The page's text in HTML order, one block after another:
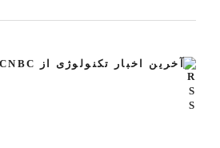
آخرین اخبار تکنولوژی از CNBC